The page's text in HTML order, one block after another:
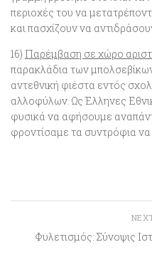
περιοχές του να
και πασχίζουν να
16) Παρέμβαση σε χώρο
παρακλάδια των
αντεθνική φιέστα εντός
αλλοφύλων. Ως Έλληνες
φυσικά να αφήσουμε
φροντίσαμε τα συντρόφια
Φυλετισμός: Σύνοψις